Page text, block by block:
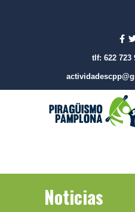
tlf: 622 723
Noticias